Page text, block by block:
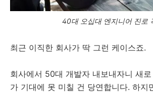
40대 오십대 엔지니어 진로
최근 이직한 회사가 딱 그런 케이스죠.
회사에서 50대 개발자 내보내자니 새
가 기대에 못 미칠 건 당연합니다. 하지